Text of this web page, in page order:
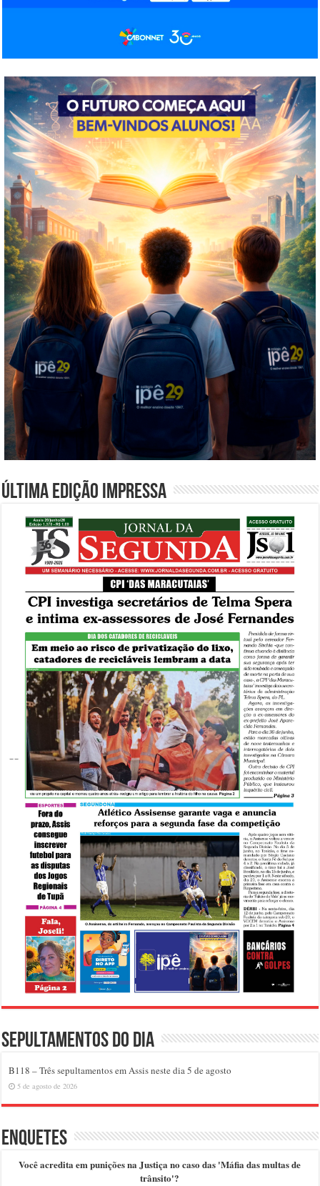
Última edição impressa
Sepultamentos do dia
B118 – Três sepultamentos em Assis neste dia 5 de agosto
5 de agosto de 2026
Enquetes
Você acredita em punições na Justiça no caso das 'Máfia das multas de
trânsito'?